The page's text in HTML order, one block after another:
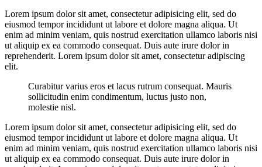
Lorem ipsum dolor sit amet, consectetur adipisicing elit, sed do
eiusmod tempor incididunt ut labore et dolore magna aliqua. Ut
enim ad minim veniam, quis nostrud exercitation ullamco laboris nisi
ut aliquip ex ea commodo consequat. Duis aute irure dolor in
reprehenderit. Lorem ipsum dolor sit amet, consectetur adipiscing
elit.
Curabitur varius eros et lacus rutrum consequat. Mauris
sollicitudin enim condimentum, luctus justo non,
molestie nisl.
Lorem ipsum dolor sit amet, consectetur adipisicing elit, sed do
eiusmod tempor incididunt ut labore et dolore magna aliqua. Ut
enim ad minim veniam, quis nostrud exercitation ullamco laboris nisi
ut aliquip ex ea commodo consequat. Duis aute irure dolor in